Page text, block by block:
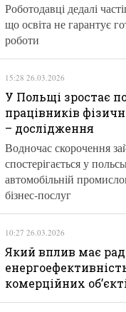
Роботодавці дедалі
що освіта не гарантує
роботи
15:28 26.03.2026
У Польщі зростає
працівників
– дослідження
Водночас скорочення
спостерігається у
автомобільній
бізнес-послуг
10:27 26.03.2026
Який вплив має
комерційних